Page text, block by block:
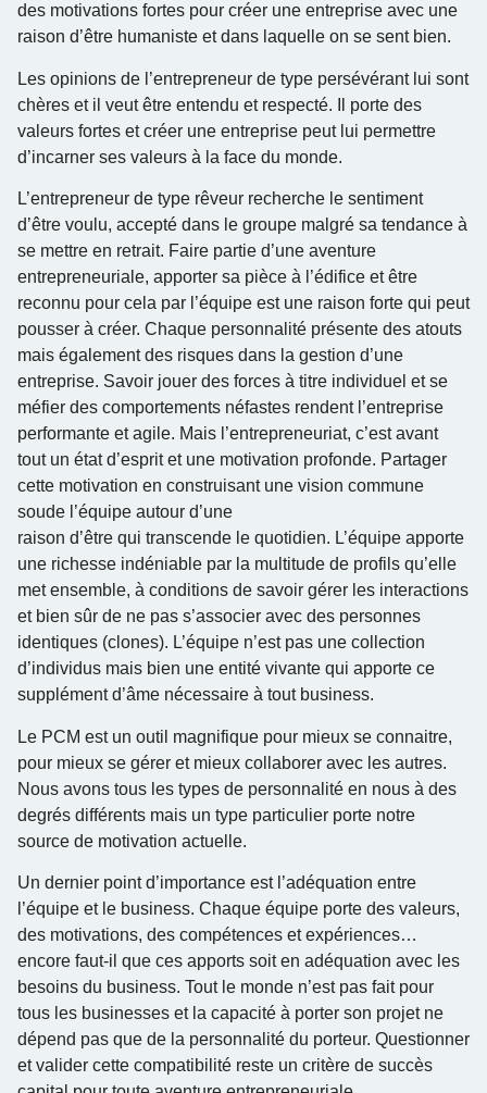
des motivations fortes pour créer une entreprise avec une
raison d’être humaniste et dans laquelle on se sent bien.
Les opinions de l’entrepreneur de type persévérant lui sont
chères et il veut être entendu et respecté. Il porte des
valeurs fortes et créer une entreprise peut lui permettre
d’incarner ses valeurs à la face du monde.
L’entrepreneur de type rêveur recherche le sentiment
d’être voulu, accepté dans le groupe malgré sa tendance à
se mettre en retrait. Faire partie d’une aventure
entrepreneuriale, apporter sa pièce à l’édifice et être
reconnu pour cela par l’équipe est une raison forte qui peut
pousser à créer. Chaque personnalité présente des atouts
mais également des risques dans la gestion d’une
entreprise. Savoir jouer des forces à titre individuel et se
méfier des comportements néfastes rendent l’entreprise
performante et agile. Mais l’entrepreneuriat, c’est avant
tout un état d’esprit et une motivation profonde. Partager
cette motivation en construisant une vision commune
soude l’équipe autour d’une
raison d’être qui transcende le quotidien. L’équipe apporte
une richesse indéniable par la multitude de profils qu’elle
met ensemble, à conditions de savoir gérer les interactions
et bien sûr de ne pas s’associer avec des personnes
identiques (clones). L’équipe n’est pas une collection
d’individus mais bien une entité vivante qui apporte ce
supplément d’âme nécessaire à tout business.
Le PCM est un outil magnifique pour mieux se connaitre,
pour mieux se gérer et mieux collaborer avec les autres.
Nous avons tous les types de personnalité en nous à des
degrés différents mais un type particulier porte notre
source de motivation actuelle.
Un dernier point d’importance est l’adéquation entre
l’équipe et le business. Chaque équipe porte des valeurs,
des motivations, des compétences et expériences…
encore faut-il que ces apports soit en adéquation avec les
besoins du business. Tout le monde n’est pas fait pour
tous les businesses et la capacité à porter son projet ne
dépend pas que de la personnalité du porteur. Questionner
et valider cette compatibilité reste un critère de succès